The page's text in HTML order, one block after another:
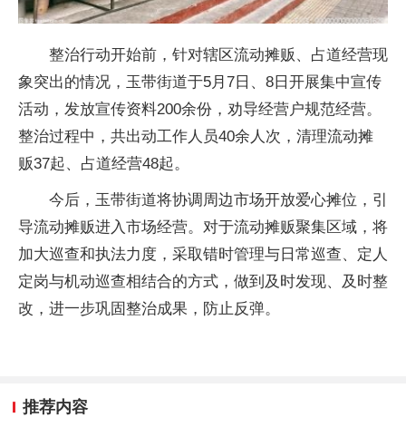
整治行动开始前，针对辖区流动摊贩、占道经营现
象突出的情况，玉带街道于5月7日、8日开展集中宣传
活动，发放宣传资料200余份，劝导经营户规范经营。
整治过程中，共出动工作人员40余人次，清理流动摊
贩37起、占道经营48起。
今后，玉带街道将协调周边市场开放爱心摊位，引
导流动摊贩进入市场经营。对于流动摊贩聚集区域，将
加大巡查和执法力度，采取错时管理与日常巡查、定人
定岗与机动巡查相结合的方式，做到及时发现、及时整
改，进一步巩固整治成果，防止反弹。
推荐内容